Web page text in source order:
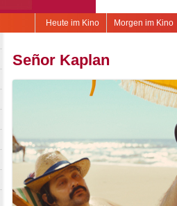
Morgen im Kino
Heute im Kino
Señor Kaplan